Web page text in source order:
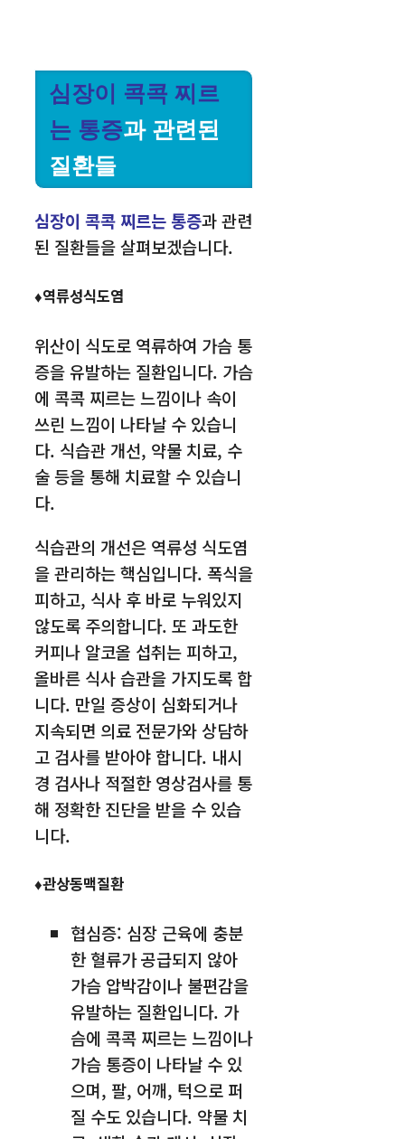
심장이 콕콕 찌르
는 통증과 관련된
질환들
심장이 콕콕 찌르는 통증과 관련
된 질환들을 살펴보겠습니다.
♦역류성식도염
위산이 식도로 역류하여 가슴 통
증을 유발하는 질환입니다. 가슴
에 콕콕 찌르는 느낌이나 속이
쓰린 느낌이 나타날 수 있습니
다. 식습관 개선, 약물 치료, 수
술 등을 통해 치료할 수 있습니
다.
식습관의 개선은 역류성 식도염
을 관리하는 핵심입니다. 폭식을
피하고, 식사 후 바로 누워있지
않도록 주의합니다. 또 과도한
커피나 알코올 섭취는 피하고,
올바른 식사 습관을 가지도록 합
니다. 만일 증상이 심화되거나
지속되면 의료 전문가와 상담하
고 검사를 받아야 합니다. 내시
경 검사나 적절한 영상검사를 통
해 정확한 진단을 받을 수 있습
니다.
♦관상동맥질환
협심증: 심장 근육에 충분
한 혈류가 공급되지 않아
가슴 압박감이나 불편감을
유발하는 질환입니다. 가
슴에 콕콕 찌르는 느낌이나
가슴 통증이 나타날 수 있
으며, 팔, 어깨, 턱으로 퍼
질 수도 있습니다. 약물 치